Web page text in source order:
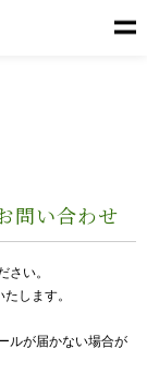
問い合わせ
さい。
します。
ルが届かない場合が